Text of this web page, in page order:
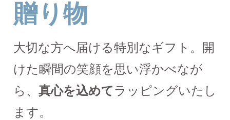
贈り物
大切な方へ届ける特別なギフト。開
けた瞬間の笑顔を思い浮かべなが
ら、 真心を込めてラッピングいたし
ます。